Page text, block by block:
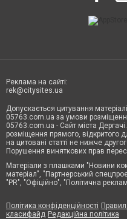
Реклама на сайті:
rek@citysites.ua
Допускається цитування
05763.com.ua за умови
05763.com.ua - Сайт міста
розміщення прямого, відкритого
на цитовані статті не нижче
Порушення виняткових прав
Матеріали з плашками "Новини
матеріал", "Партнерський
"PR", "Офіційно", "Політична
Політика конфіденційності
класифайд Редакційна політика